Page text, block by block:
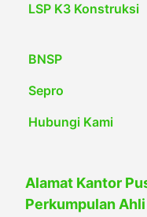
LSP K3 Konstruksi
BNSP
Sepro
Hubungi Kami
Alamat Kantor
Perkumpulan